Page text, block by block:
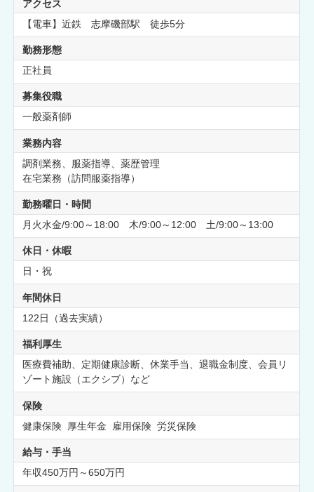
アクセス
【電車】近鉄 志摩磯部駅 徒歩5分
勤務形態
正社員
募集役職
一般薬剤師
業務内容
調剤業務、服薬指導、薬歴管理
在宅業務（訪問服薬指導）
勤務曜日・時間
月火水金/9:00～18:00 木/9:00～12:00 土/9:00～13:00
休日・休暇
日・祝
年間休日
122日（過去実績）
福利厚生
医療費補助、定期健康診断、休業手当、退職金制度、会員リ
ゾート施設（エクシブ）など
保険
健康保険 厚生年金 雇用保険 労災保険
給与・手当
年収450万円～650万円